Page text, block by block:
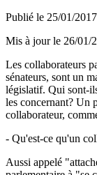
Publié le 25/01/
Mis à jour le 26/01/
Les collaborateurs
sénateurs, sont un
législatif. Qui sont-
les concernant? Un
collaborateur,
- Qu'est-ce qu'un
Aussi appelé